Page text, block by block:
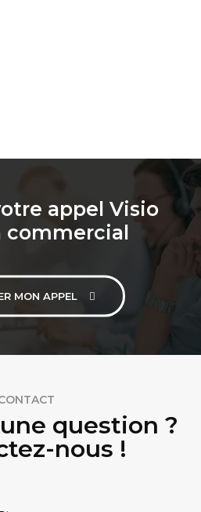
appel Visio
commercial
MON APPEL
question ?
nous !